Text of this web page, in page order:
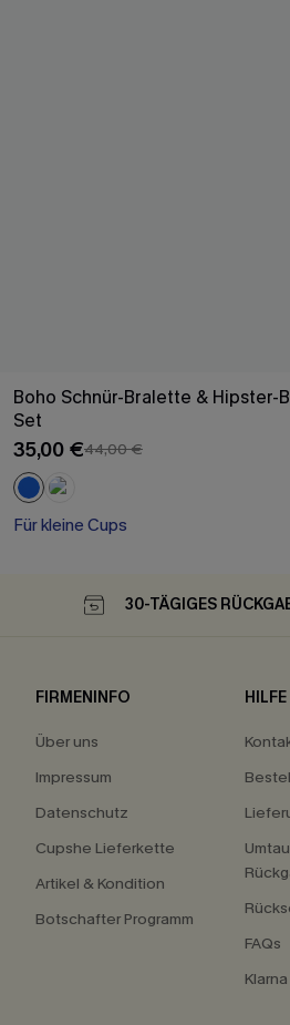
Boho Schnür-Bralette & Hipster-
Set
35,00 €44,00 €
Für kleine Cups
30-TÄGIGES
FIRMENINFO
Über uns
Impressum
Datenschutz
Cupshe Lieferkette
Artikel & Kondition
Botschafter Programm
HILFE
FAQs
Klarna